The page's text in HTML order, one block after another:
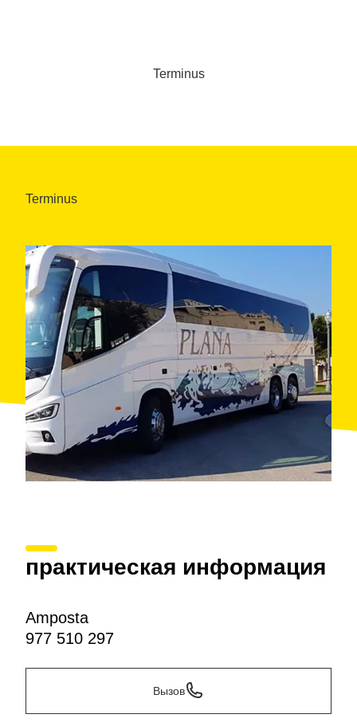
Terminus
Terminus
практическая информация
Amposta
977 510 297
Вызов